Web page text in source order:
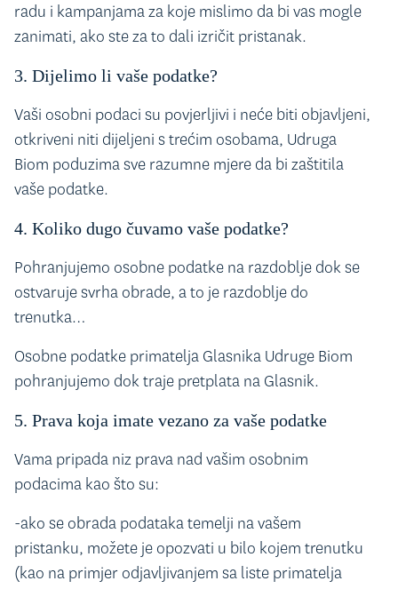
radu i kampanjama za koje mislimo da bi vas mogle
zanimati, ako ste za to dali izričit pristanak.
3. Dijelimo li vaše podatke?
Vaši osobni podaci su povjerljivi i neće biti objavljeni,
otkriveni niti dijeljeni s trećim osobama, Udruga
Biom poduzima sve razumne mjere da bi zaštitila
vaše podatke.
4. Koliko dugo čuvamo vaše podatke?
Pohranjujemo osobne podatke na razdoblje dok se
ostvaruje svrha obrade, a to je razdoblje do
trenutka…
Osobne podatke primatelja Glasnika Udruge Biom
pohranjujemo dok traje pretplata na Glasnik.
5. Prava koja imate vezano za vaše podatke
Vama pripada niz prava nad vašim osobnim
podacima kao što su:
-ako se obrada podataka temelji na vašem
pristanku, možete je opozvati u bilo kojem trenutku
(kao na primjer odjavljivanjem sa liste primatelja